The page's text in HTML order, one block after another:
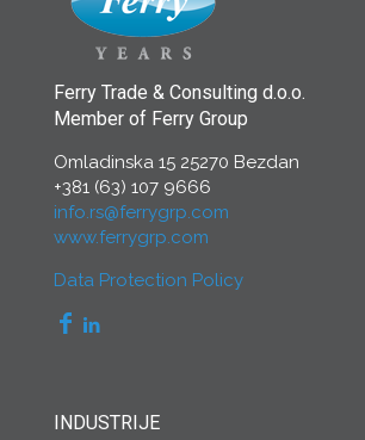
Ferry Trade & Consulting d.o.o.
Member of Ferry Group
Omladinska 15 25270 Bezdan
+381 (63) 107 9666
info.rs@ferrygrp.com
www.ferrygrp.com
Data Protection Policy
INDUSTRIJE